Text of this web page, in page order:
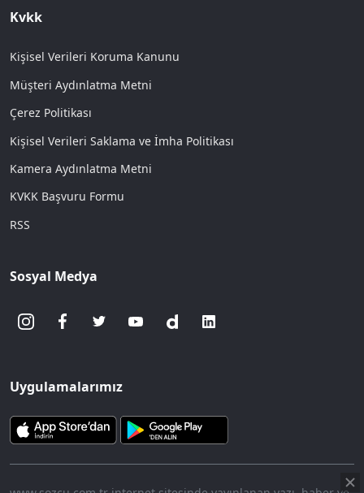
Kvkk
Kişisel Verileri Koruma Kanunu
Müşteri Aydınlatma Metni
Çerez Politikası
Kişisel Verileri Saklama ve İmha Politikası
Kamera Aydınlatma Metni
KVKK Başvuru Formu
RSS
Sosyal Medya
Uygulamalarımız